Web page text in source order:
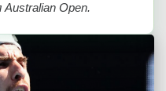
Open.